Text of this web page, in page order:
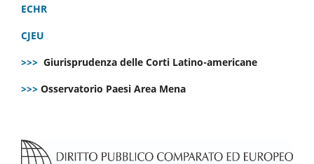
ECHR
CJEU
>>> Giurisprudenza delle Corti Latino-americane
>>> Osservatorio Paesi Area Mena